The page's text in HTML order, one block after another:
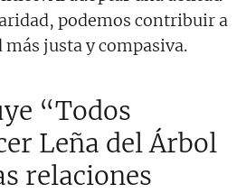
podemos contribuir a
más justa y compasiva.
“Todos
Leña del Árbol
relaciones